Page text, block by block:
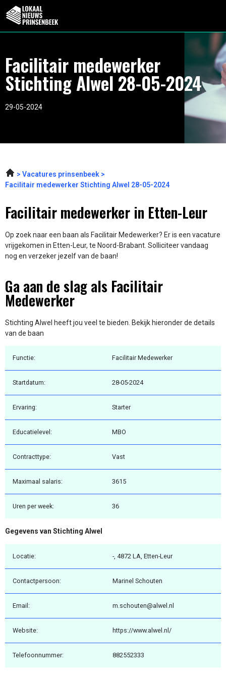
Facilitair medewerker
Stichting Alwel 28-05-2024
29-05-2024
Vacatures prinsenbeek
Facilitair medewerker Stichting Alwel 28-05-2024
Facilitair medewerker in Etten-Leur
Op zoek naar een baan als Facilitair Medewerker? Er is een vacature
vrijgekomen in Etten-Leur, te Noord-Brabant. Solliciteer vandaag
nog en verzeker jezelf van de baan!
Ga aan de slag als Facilitair
Medewerker
Stichting Alwel heeft jou veel te bieden. Bekijk hieronder de details
van de baan
Functie: Facilitair Medewerker
Startdatum: 28-05-2024
Ervaring: Starter
Educatielevel: MBO
Contracttype: Vast
Maximaal salaris: 3615
Uren per week: 36
Gegevens van Stichting Alwel
Locatie: -, 4872 LA, Etten-Leur
Contactpersoon: Marinel Schouten
Email: m.schouten@alwel.nl
Website: https://www.alwel.nl/
Telefoonnummer: 882552333